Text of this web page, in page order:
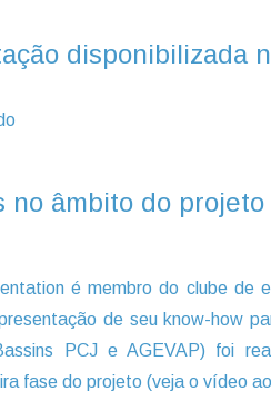
disponibilizada
no âmbito do projeto
é membro do clube de
de seu know-how
PCJ e AGEVAP) foi
fase do projeto (veja o vídeo